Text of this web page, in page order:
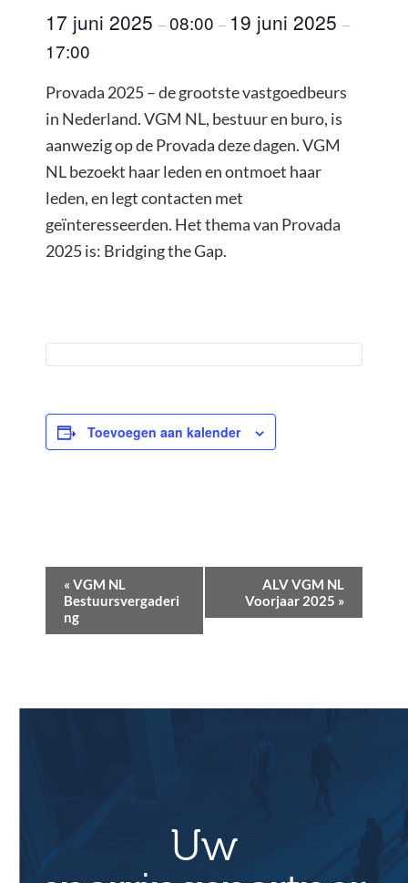
17 juni 2025 –08:00 – 19 juni 2025 –
17:00
Provada 2025 – de grootste vastgoedbeurs
in Nederland. VGM NL, bestuur en buro, is
aanwezig op de Provada deze dagen. VGM
NL bezoekt haar leden en ontmoet haar
leden, en legt contacten met
geïnteresseerden. Het thema van Provada
2025 is: Bridging the Gap.
Toevoegen aan kalender
e
m
« VGM NL
Bestuursvergaderi
ng
ALV VGM NL
Voorjaar 2025 »
Uw